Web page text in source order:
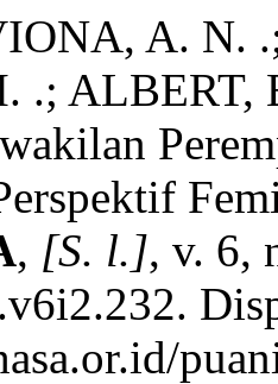
A. N.
.; ALBERT,
, [S. l.], v. 6,